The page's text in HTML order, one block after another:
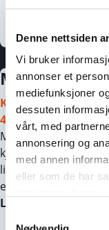
Denne nettsiden
Vi bruker
annonser et
mediefunksjoner
dessuten
vårt, med
annonsering og
med annen
eller som de har
MG4
Kundefordel 30
4,83%*
MG4 har sporty
kjøreegenskaper.
liv – enten du vil ha
enkel og smidig bybil.
Les mer…